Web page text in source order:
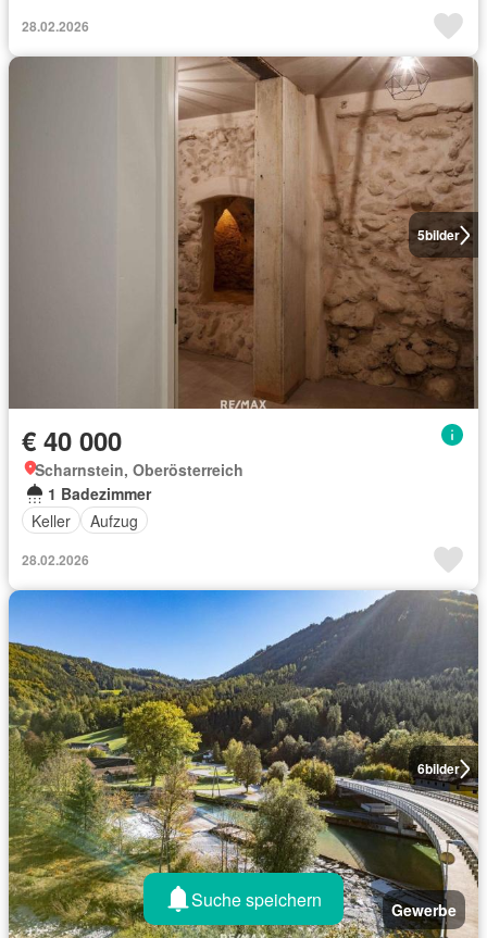
28.02.2026
5bilder
€ 40 000
Scharnstein, Oberösterreich
1 Badezimmer
Keller
Aufzug
28.02.2026
6bilder
Gewerbe
Suche speichern